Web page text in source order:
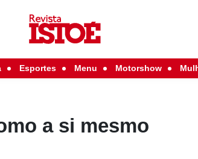
Esportes Menu Motorshow
a si mesmo